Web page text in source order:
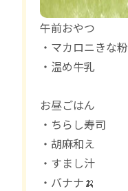
午前おやつ
・マカロニきな粉
・温め牛乳
お昼ごはん
・ちらし寿司
・胡麻和え
・すまし汁
・バナナ🍌